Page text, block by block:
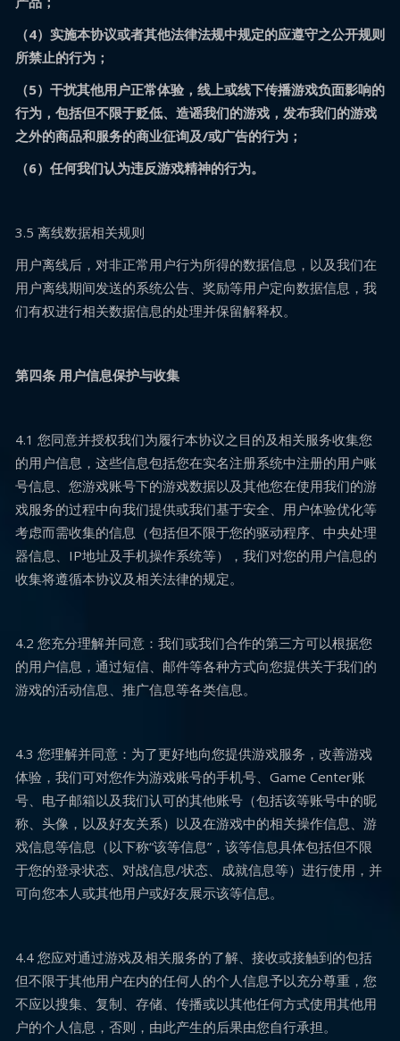
（4）实施本协议或者其他法律法规中规定的应遵守之公开规则
所禁止的行为；
（5）干扰其他用户正常体验，线上或线下传播游戏负面影响的
行为，包括但不限于贬低、造谣我们的游戏，发布我们的游戏
之外的商品和服务的商业征询及/或广告的行为；
（6）任何我们认为违反游戏精神的行为。
3.5 离线数据相关规则
用户离线后，对非正常用户行为所得的数据信息，以及我们在
用户离线期间发送的系统公告、奖励等用户定向数据信息，我
们有权进行相关数据信息的处理并保留解释权。
第四条 用户信息保护与收集
4.1 您同意并授权我们为履行本协议之目的及相关服务收集您
的用户信息，这些信息包括您在实名注册系统中注册的用户账
号信息、您游戏账号下的游戏数据以及其他您在使用我们的游
戏服务的过程中向我们提供或我们基于安全、用户体验优化等
考虑而需收集的信息（包括但不限于您的驱动程序、中央处理
器信息、IP地址及手机操作系统等），我们对您的用户信息的
收集将遵循本协议及相关法律的规定。
4.2 您充分理解并同意：我们或我们合作的第三方可以根据您
的用户信息，通过短信、邮件等各种方式向您提供关于我们的
游戏的活动信息、推广信息等各类信息。
4.3 您理解并同意：为了更好地向您提供游戏服务，改善游戏
体验，我们可对您作为游戏账号的手机号、Game Center账
号、电子邮箱以及我们认可的其他账号（包括该等账号中的昵
称、头像，以及好友关系）以及在游戏中的相关操作信息、游
戏信息等信息（以下称“该等信息”，该等信息具体包括但不限
于您的登录状态、对战信息/状态、成就信息等）进行使用，并
可向您本人或其他用户或好友展示该等信息。
4.4 您应对通过游戏及相关服务的了解、接收或接触到的包括
但不限于其他用户在内的任何人的个人信息予以充分尊重，您
不应以搜集、复制、存储、传播或以其他任何方式使用其他用
户的个人信息，否则，由此产生的后果由您自行承担。